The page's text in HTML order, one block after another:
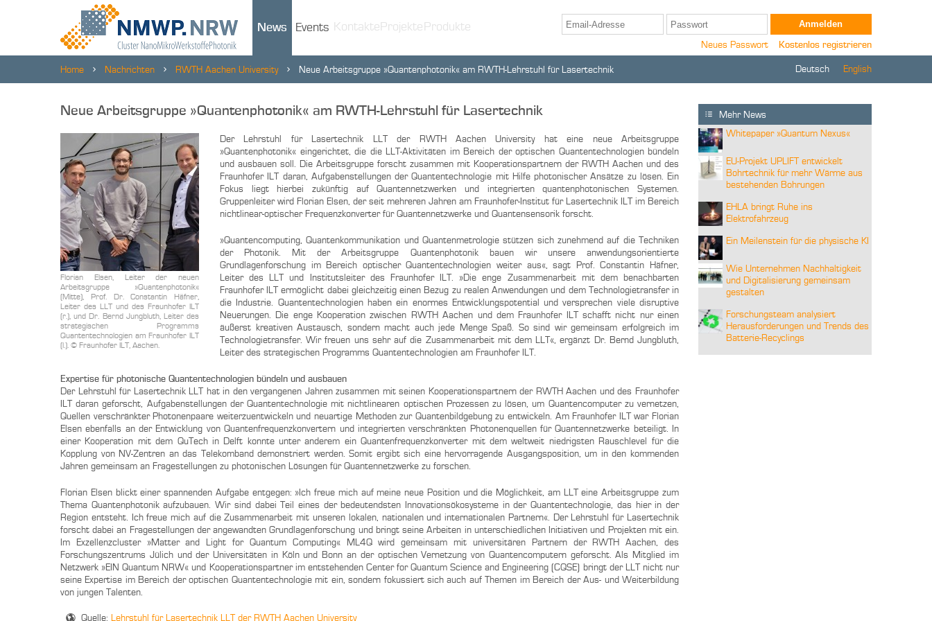
News Events Kontakte Projekte Produkte
Neues Passwort Kostenlos registrieren
Home Nachrichten RWTH Aachen University Neue Arbeitsgruppe »Quantenphotonik« am RWTH-Lehrstuhl für Lasertechnik Deutsch English
Neue Arbeitsgruppe »Quantenphotonik« am RWTH-Lehrstuhl für Lasertechnik
Florian Elsen, Leiter der neuen
Arbeitsgruppe »Quantenphotonik«
(Mitte), Prof. Dr. Constantin Häfner,
Leiter des LLT und des Fraunhofer ILT
(r.), und Dr. Bernd Jungbluth, Leiter des
strategischen Programms
Quantentechnologien am Fraunhofer ILT
(l.). © Fraunhofer ILT, Aachen.
Der Lehrstuhl für Lasertechnik LLT der RWTH Aachen University hat eine neue Arbeitsgruppe
»Quantenphotonik« eingerichtet, die die LLT-Aktivitäten im Bereich der optischen Quantentechnologien bündeln
und ausbauen soll. Die Arbeitsgruppe forscht zusammen mit Kooperationspartnern der RWTH Aachen und des
Fraunhofer ILT daran, Aufgabenstellungen der Quantentechnologie mit Hilfe photonischer Ansätze zu lösen. Ein
Fokus liegt hierbei zukünftig auf Quantennetzwerken und integrierten quantenphotonischen Systemen.
Gruppenleiter wird Florian Elsen, der seit mehreren Jahren am Fraunhofer-Institut für Lasertechnik ILT im Bereich
nichtlinear-optischer Frequenzkonverter für Quantennetzwerke und Quantensensorik forscht.
»Quantencomputing, Quantenkommunikation und Quantenmetrologie stützen sich zunehmend auf die Techniken
der Photonik. Mit der Arbeitsgruppe Quantenphotonik bauen wir unsere anwendungsorientierte
Grundlagenforschung im Bereich optischer Quantentechnologien weiter aus«, sagt Prof. Constantin Häfner,
Leiter des LLT und Institutsleiter des Fraunhofer ILT. »Die enge Zusammenarbeit mit dem benachbarten
Fraunhofer ILT ermöglicht dabei gleichzeitig einen Bezug zu realen Anwendungen und dem Technologietransfer in
die Industrie. Quantentechnologien haben ein enormes Entwicklungspotential und versprechen viele disruptive
Neuerungen. Die enge Kooperation zwischen RWTH Aachen und dem Fraunhofer ILT schafft nicht nur einen
äußerst kreativen Austausch, sondern macht auch jede Menge Spaß. So sind wir gemeinsam erfolgreich im
Technologietransfer. Wir freuen uns sehr auf die Zusammenarbeit mit dem LLT«, ergänzt Dr. Bernd Jungbluth,
Leiter des strategischen Programms Quantentechnologien am Fraunhofer ILT.
Expertise für photonische Quantentechnologien bündeln und ausbauen
Der Lehrstuhl für Lasertechnik LLT hat in den vergangenen Jahren zusammen mit seinen Kooperationspartnern der RWTH Aachen und des Fraunhofer
ILT daran geforscht, Aufgabenstellungen der Quantentechnologie mit nichtlinearen optischen Prozessen zu lösen, um Quantencomputer zu vernetzen,
Quellen verschränkter Photonenpaare weiterzuentwickeln und neuartige Methoden zur Quantenbildgebung zu entwickeln. Am Fraunhofer ILT war Florian
Elsen ebenfalls an der Entwicklung von Quantenfrequenzkonvertern und integrierten verschränkten Photonenquellen für Quantennetzwerke beteiligt. In
einer Kooperation mit dem QuTech in Delft konnte unter anderem ein Quantenfrequenzkonverter mit dem weltweit niedrigsten Rauschlevel für die
Kopplung von NV-Zentren an das Telekomband demonstriert werden. Somit ergibt sich eine hervorragende Ausgangsposition, um in den kommenden
Jahren gemeinsam an Fragestellungen zu photonischen Lösungen für Quantennetzwerke zu forschen.
Florian Elsen blickt einer spannenden Aufgabe entgegen: »Ich freue mich auf meine neue Position und die Möglichkeit, am LLT eine Arbeitsgruppe zum
Thema Quantenphotonik aufzubauen. Wir sind dabei Teil eines der bedeutendsten Innovationsökosysteme in der Quantentechnologie, das hier in der
Region entsteht. Ich freue mich auf die Zusammenarbeit mit unseren lokalen, nationalen und internationalen Partnern«. Der Lehrstuhl für Lasertechnik
forscht dabei an Fragestellungen der angewandten Grundlagenforschung und bringt seine Arbeiten in unterschiedlichen Initiativen und Projekten mit ein.
Im Exzellenzcluster »Matter and Light for Quantum Computing« ML4Q wird gemeinsam mit universitären Partnern der RWTH Aachen, des
Forschungszentrums Jülich und der Universitäten in Köln und Bonn an der optischen Vernetzung von Quantencomputern geforscht. Als Mitglied im
Netzwerk »EIN Quantum NRW« und Kooperationspartner im entstehenden Center for Quantum Science and Engineering (CQSE) bringt der LLT nicht nur
seine Expertise im Bereich der optischen Quantentechnologie mit ein, sondern fokussiert sich auch auf Themen im Bereich der Aus- und Weiterbildung
von jungen Talenten.
Quelle: Lehrstuhl für Lasertechnik LLT der RWTH Aachen University
Mehr News
Whitepaper »Quantum Nexus«
EU-Projekt UPLIFT entwickelt
Bohrtechnik für mehr Wärme aus
bestehenden Bohrungen
EHLA bringt Ruhe ins
Elektrofahrzeug
Ein Meilenstein für die physische KI
Wie Unternehmen Nachhaltigkeit
und Digitalisierung gemeinsam
gestalten
Forschungsteam analysiert
Herausforderungen und Trends des
Batterie-Recyclings